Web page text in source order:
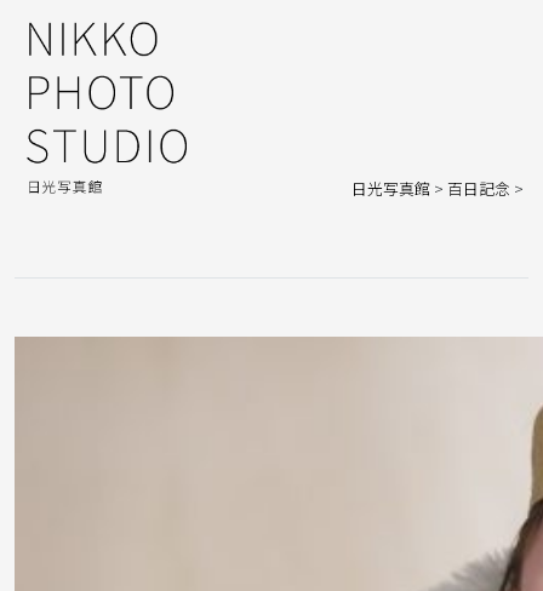
日光写真館 > 百日記念 >